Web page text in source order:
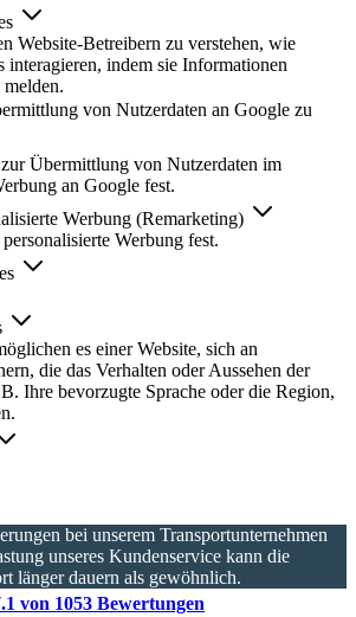
Website-Betreibern zu verstehen, wie
interagieren, indem sie Informationen
von Nutzerdaten an Google zu
Übermittlung von Nutzerdaten im
an Google fest.
Werbung (Remarketing)
Werbung fest.
es einer Website, sich an
die das Verhalten oder Aussehen der
Ihre bevorzugte Sprache oder die Region,
bei unserem Transportunternehmen
unseres Kundenservice kann die
länger dauern als gewöhnlich.
von 1053 Bewertungen